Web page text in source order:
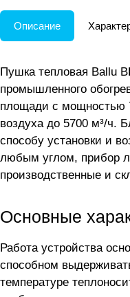
Описание
Пушка тепловая Ballu
промышленного
площади с мощностью
воздуха до 5700 м³/ч.
способу установки и
любым углом, прибор
производственные и
Основные
Работа устройства
способном
температуре